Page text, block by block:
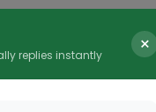
replies instantly ×